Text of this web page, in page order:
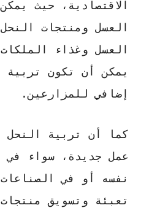
الاقتصادية، حيث
العسل ومنتجات
العسل وغذاء
يمكن أن تكون تربية
إضافي للمزارعين.
كما أن تربية النحل
عمل جديدة، سواء في
نفسه أو في
تعبئة وتسويق